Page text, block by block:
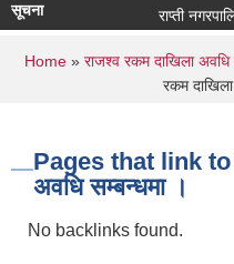
सूचना राप्ती
You are here
Home» राजश्व रकम दाखिला अवधि
रकम
Pages that link to
अवधि सम्बन्धमा ।
No backlinks found.